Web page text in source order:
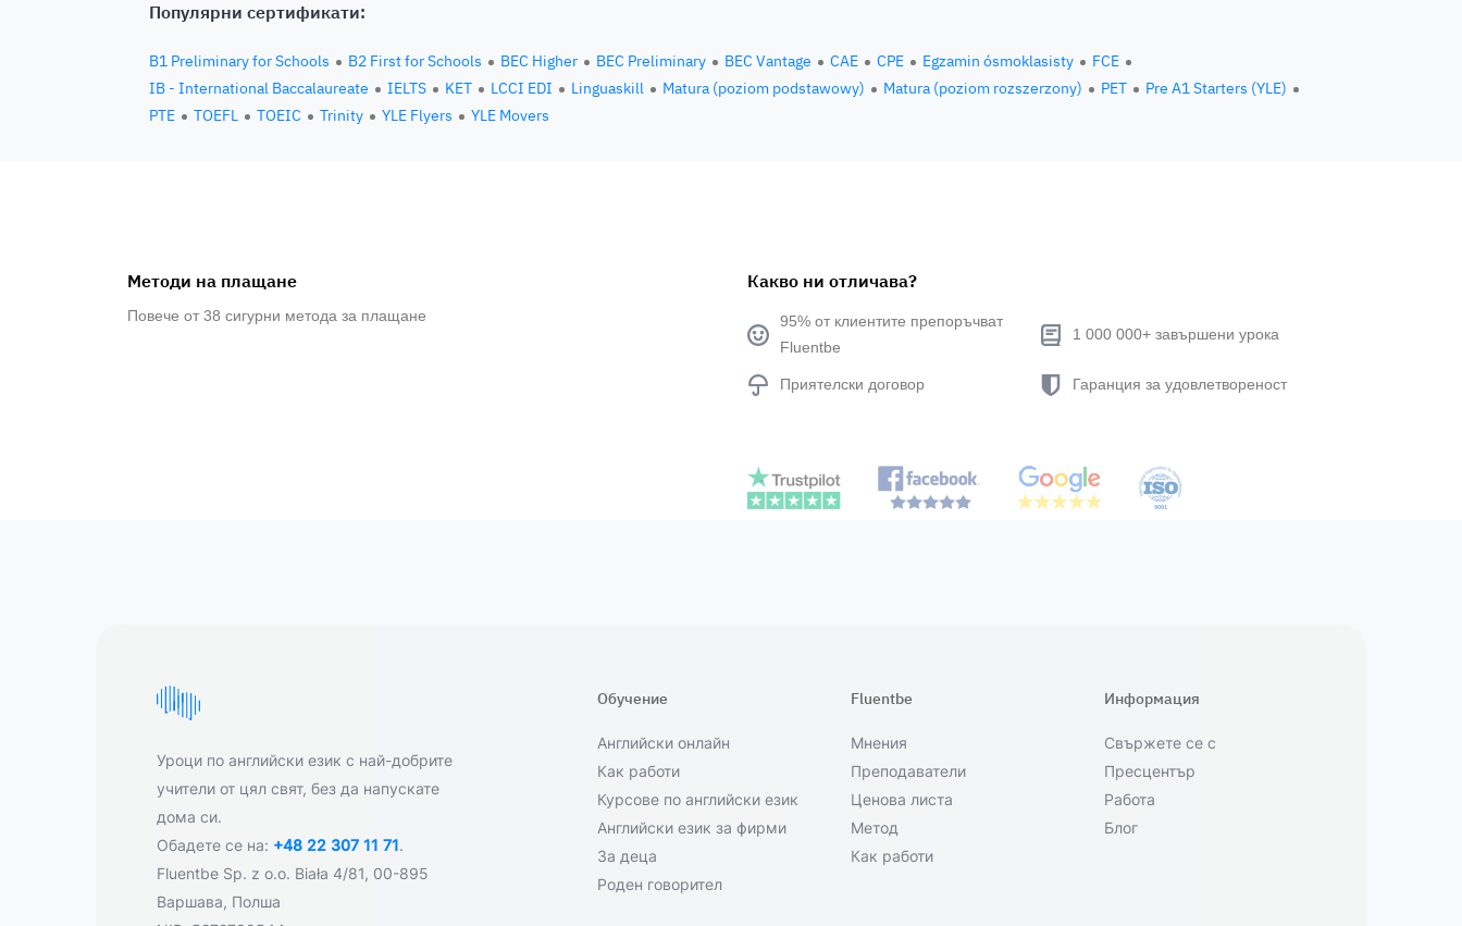
Популярни сертификати:
B1 Preliminary for Schools B2 First for Schools BEC Higher BEC Preliminary BEC Vantage CAE CPE Egzamin ósmoklasisty
FCE
IB - International Baccalaureate
IELTS KET LCCI EDI Linguaskill Matura (poziom podstawowy) Matura (poziom rozszerzony) PET
Pre A1 Starters (YLE)
PTE
TOEFL TOEIC Trinity YLE Flyers YLE Movers
Методи на плащане
Повече от 38 сигурни метода за плащане
Какво ни отличава?
95% от клиентите препоръчват
Fluentbe
1 000 000+ завършени урока
Приятелски договор Гаранция за удовлетвореност
Уроци по английски език с най-добрите
учители от цял свят, без да напускате
дома си.
Обадете се на: +48 22 307 11 71.
Fluentbe Sp. z o.o. Biała 4/81, 00-895
Варшава, Полша
Обучение
Английски онлайн
Как работи
Курсове по английски език
Английски език за фирми
За деца
Роден говорител
Fluentbe
Мнения
Преподаватели
Ценова листа
Метод
Как работи
Информация
Свържете се с
Пресцентър
Работа
Блог